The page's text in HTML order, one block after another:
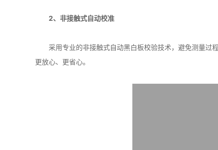
2、非接触式自动校准
采用专业的非接触式自动黑白板校验技术，避免测量过
更放心、更省心。